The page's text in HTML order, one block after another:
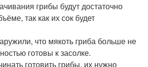
грибы будут достаточно
так как их сок будет
что мякоть гриба больше не
готовы к засолке.
готовить грибы, их нужно